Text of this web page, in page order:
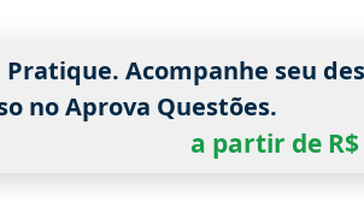
Pratique. Acompanhe seu
no Aprova Questões.
a partir de